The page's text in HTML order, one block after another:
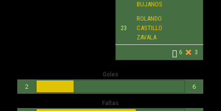
BUJANOS
23
ROLANDO
CASTILLO
ZAVALA
6
3
Goles
2 6
Faltas